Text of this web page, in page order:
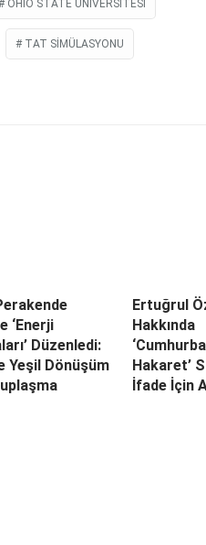
OHIO STATE ÜNIVERSITESI
TAT SIMÜLASYONU
‘Enerji
Düzenledi:
Yeşil Dönüşüm
Ertuğrul
Hakkında
Hakaret’
İfade İçin